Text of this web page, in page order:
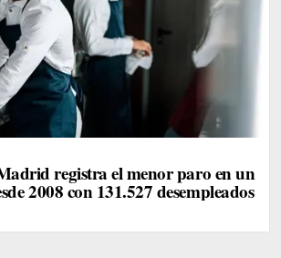
registra el menor paro en un
2008 con 131.527 desempleados